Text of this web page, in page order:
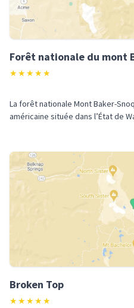
Forêt nationale du mont
★★★★★
La forêt nationale Mont Baker-
américaine située dans l’État de
Broken Top
★★★★★